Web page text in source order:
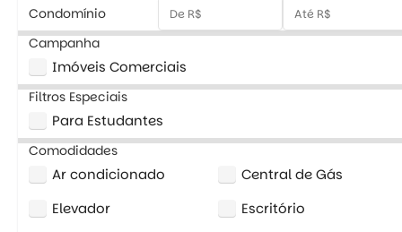
Condomínio
Campanha
Imóveis Comerciais
Filtros Especiais
Para Estudantes
Comodidades
Ar condicionado
Central de Gás
Elevador
Escritório